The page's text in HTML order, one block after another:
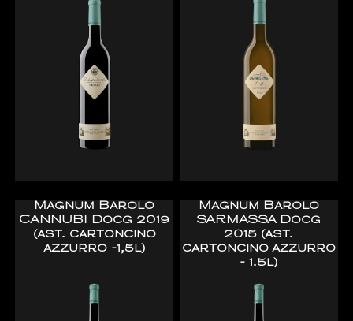
Magnum Barolo
CANNUBI Docg 2019
(ast. cartoncino
azzurro -1,5l)
Magnum Barolo
SARMASSA Docg
2015 (ast.
cartoncino azzurro
- 1.5l)